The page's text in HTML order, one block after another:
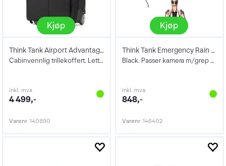
Kjøp
Think Tank Airport Advantage XT Black
Cabinvennlig trillekoffert. Lettvekt 3,4
inkl. mva
4 499,-
Varenr 140890
Kjøp
Think Tank Emergency Rain Cover Large
Black. Passer kamera m/grep + 600mm f/4
inkl. mva
848,-
Varenr 146402